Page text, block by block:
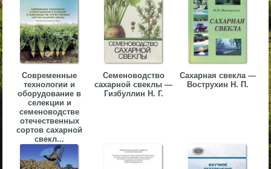
Современные
технологии и
оборудование в
селекции и
семеноводстве
отечественных
сортов сахарной
свекл...
Семеноводство
сахарной свеклы —
Гизбуллин Н. Г.
Сахарная свекла —
Вострухин Н. П.